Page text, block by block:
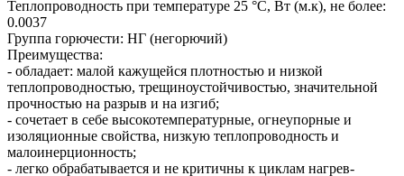
Теплопроводность при температуре 25 °C, Вт (м.к), не более:
0.0037
Группа горючести: НГ (негорючий)
Преимущества:
- обладает: малой кажущейся плотностью и низкой
теплопроводностью, трещиноустойчивостью, значительной
прочностью на разрыв и на изгиб;
- сочетает в себе высокотемпературные, огнеупорные и
изоляционные свойства, низкую теплопроводность и
малоинерционность;
- легко обрабатывается и не критичны к циклам нагрев-